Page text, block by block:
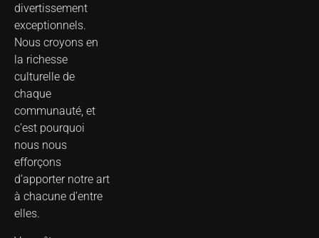
divertissement
exceptionnels.
Nous croyons en
la richesse
culturelle de
chaque
communauté, et
c’est pourquoi
nous nous
efforçons
d’apporter notre art
à chacune d’entre
elles.